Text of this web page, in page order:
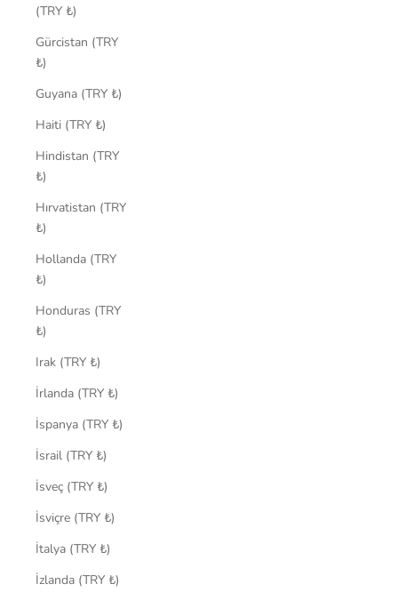
(TRY ₺)
Gürcistan (TRY
₺)
Guyana (TRY ₺)
Haiti (TRY ₺)
Hindistan (TRY
₺)
Hırvatistan (TRY
₺)
Hollanda (TRY
₺)
Honduras (TRY
₺)
Irak (TRY ₺)
İrlanda (TRY ₺)
İspanya (TRY ₺)
İsrail (TRY ₺)
İsveç (TRY ₺)
İsviçre (TRY ₺)
İtalya (TRY ₺)
İzlanda (TRY ₺)